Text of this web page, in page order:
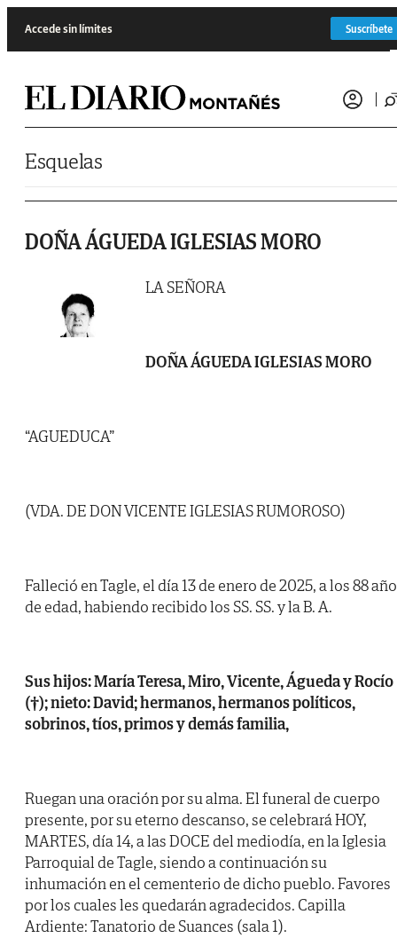
Accede sin límites Suscríbete
Esquelas
DOÑA ÁGUEDA IGLESIAS MORO
LA SEÑORA
DOÑA ÁGUEDA IGLESIAS MORO
“AGUEDUCA”
(VDA. DE DON VICENTE IGLESIAS RUMOROSO)
Falleció en Tagle, el día 13 de enero de 2025, a los 88
de edad, habiendo recibido los SS. SS. y la B. A.
Sus hijos: María Teresa, Miro, Vicente, Águeda y Rocío
(†); nieto: David; hermanos, hermanos políticos,
sobrinos, tíos, primos y demás familia,
Ruegan una oración por su alma. El funeral de cuerpo
presente, por su eterno descanso, se celebrará HOY,
MARTES, día 14, a las DOCE del mediodía, en la Iglesia
Parroquial de Tagle, siendo a continuación su
inhumación en el cementerio de dicho pueblo. Favores
por los cuales les quedarán agradecidos. Capilla
Ardiente: Tanatorio de Suances (sala 1).